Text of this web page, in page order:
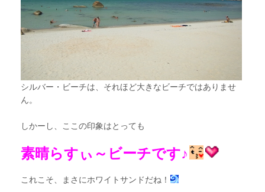
シルバー・ビーチは、それほど大きなビーチではありませ
ん。
しかーし、ここの印象はとっても
素晴らすぃ～ビーチです♪
これこそ、まさにホワイトサンドだね！